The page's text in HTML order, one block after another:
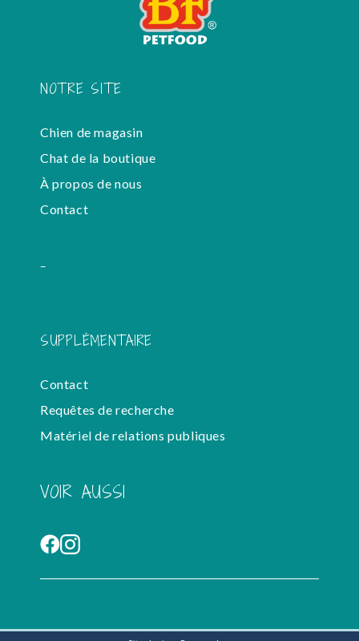
NOTRE SITE
Chien de magasin
Chat de la boutique
À propos de nous
Contact
-
SUPPLÉMENTAIRE
Contact
Requêtes de recherche
Matériel de relations publiques
VOIR AUSSI